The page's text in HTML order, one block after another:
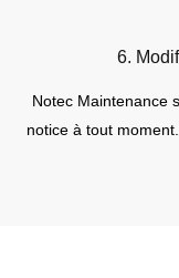
6.
Notec Maintenance
notice à tout